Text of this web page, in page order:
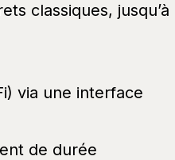
classiques, jusqu’à
via une interface
de durée